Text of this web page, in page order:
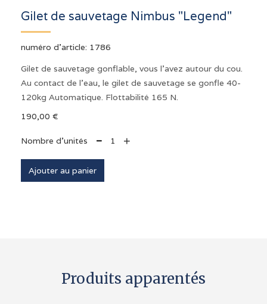
Gilet de sauvetage Nimbus "Legend"
numéro d'article: 1786
Gilet de sauvetage gonflable, vous l'avez autour du cou.
Au contact de l'eau, le gilet de sauvetage se gonfle 40-
120kg Automatique. Flottabilité 165 N.
190,00 €
Nombre d'unités  +
Produits apparentés